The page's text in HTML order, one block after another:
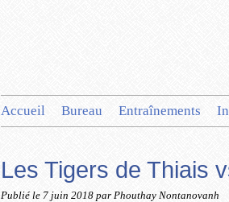
Accueil Bureau Entraînements
Les Tigers de Thiais
Publié le 7 juin 2018 par Phouthay Nontanovanh